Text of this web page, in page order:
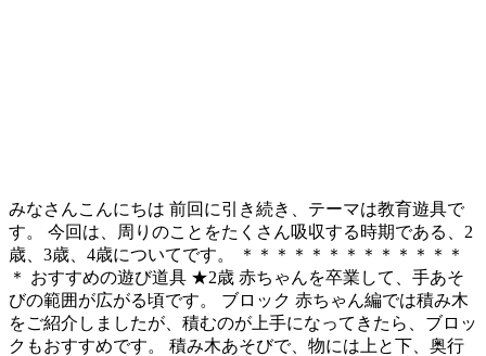
みなさんこんにちは 前回に引き続き、テーマは教育遊具で
す。 今回は、周りのことをたくさん吸収する時期である、2
歳、3歳、4歳についてです。 ＊＊＊＊＊＊＊＊＊＊＊＊＊
＊ おすすめの遊び道具 ★2歳 赤ちゃんを卒業して、手あそ
びの範囲が広がる頃です。 ブロック 赤ちゃん編では積み木
をご紹介しましたが、積むのが上手になってきたら、ブロッ
クもおすすめです。 積み木あそびで、物には上と下、奥行